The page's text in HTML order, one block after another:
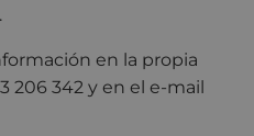
.
en la propia
206 342 y en el e-mail